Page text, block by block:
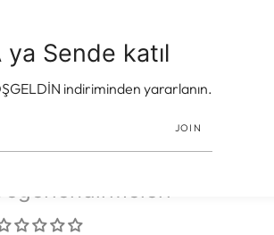
ya Sende katıl
indiriminden yararlanın.
JOIN